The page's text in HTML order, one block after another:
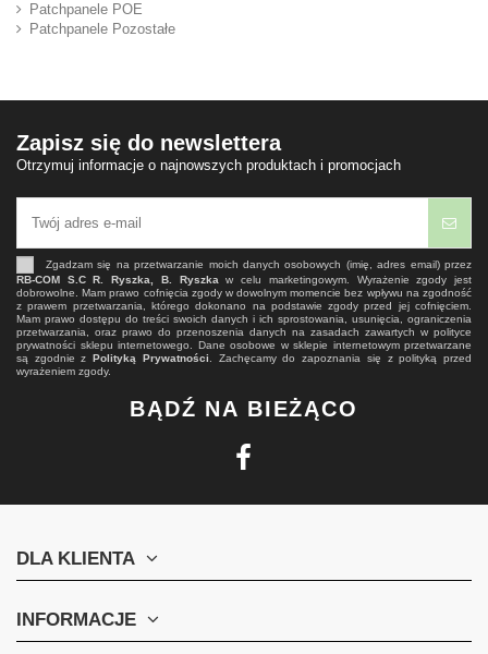
Patchpanele POE
Patchpanele Pozostałe
Zapisz się do newslettera
Otrzymuj informacje o najnowszych produktach i promocjach
Zgadzam się na przetwarzanie moich danych osobowych (imię, adres email) przez
RB-COM S.C R. Ryszka, B. Ryszka w celu marketingowym. Wyrażenie zgody jest
dobrowolne. Mam prawo cofnięcia zgody w dowolnym momencie bez wpływu na zgodność
z prawem przetwarzania, którego dokonano na podstawie zgody przed jej cofnięciem.
Mam prawo dostępu do treści swoich danych i ich sprostowania, usunięcia, ograniczenia
przetwarzania, oraz prawo do przenoszenia danych na zasadach zawartych w polityce
prywatności sklepu internetowego. Dane osobowe w sklepie internetowym przetwarzane
są zgodnie zPolityką Prywatności . Zachęcamy do zapoznania się z polityką przed
wyrażeniem zgody.
BĄDŹ NA BIEŻĄCO
DLA KLIENTA
INFORMACJE